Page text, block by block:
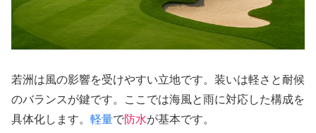
若洲は風の影響を受けやすい立地です。装いは軽さと耐候
のバランスが鍵です。ここでは海風と雨に対応した構成を
具体化します。 軽量で防水が基本です。